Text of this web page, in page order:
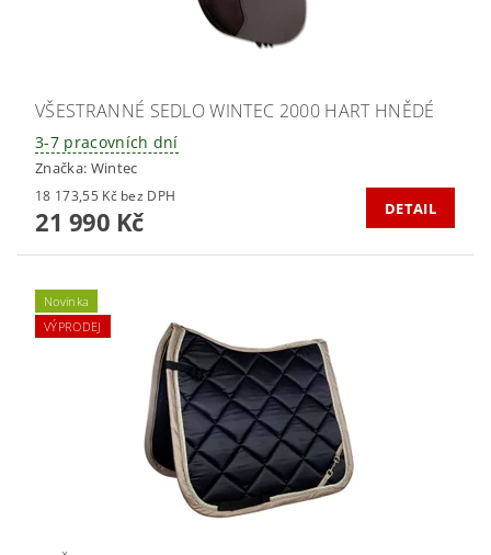
VŠESTRANNÉ SEDLO WINTEC 2000 HART HNĚDÉ
3-7 pracovních dní
Značka: Wintec
18 173,55 Kč bez DPH
21 990 Kč DETAIL
Novinka
VÝPRODEJ